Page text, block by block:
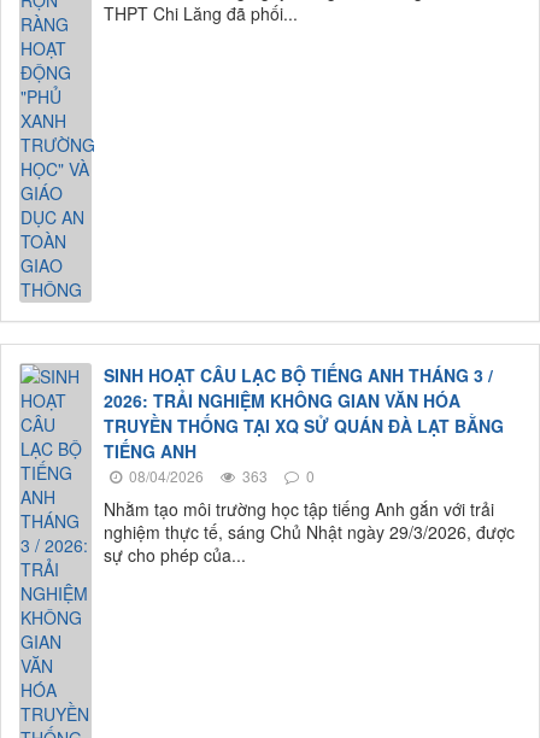
THPT Chi Lăng đã phối...
SINH HOẠT CÂU LẠC BỘ TIẾNG ANH THÁNG 3 /
2026: TRẢI NGHIỆM KHÔNG GIAN VĂN HÓA
TRUYỀN THỐNG TẠI XQ SỬ QUÁN ĐÀ LẠT BẰNG
TIẾNG ANH
08/04/2026 363 0
Nhằm tạo môi trường học tập tiếng Anh gắn với trải
nghiệm thực tế, sáng Chủ Nhật ngày 29/3/2026, được
sự cho phép của...